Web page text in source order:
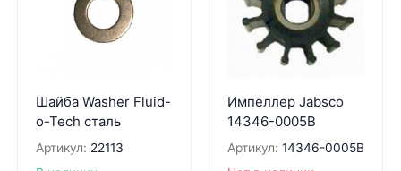
Шайба Washer Fluid-
o-Tech сталь
Артикул: 22113
Импеллер Jabsco
14346-0005B
Артикул: 14346-0005B